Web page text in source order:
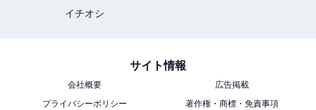
＞13位までの全ランキング結果を見る
※回答者のコメントは原文ママです
イチオシ
サイト情報
会社概要
広告掲載
プライバシーポリシー
著作権・商標・免責事項